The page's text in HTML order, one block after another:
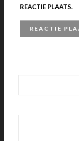
REACTIE PLAATS.